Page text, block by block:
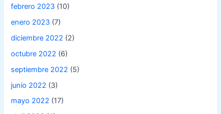
febrero 2023 (10)
enero 2023 (7)
diciembre 2022 (2)
octubre 2022 (6)
septiembre 2022 (5)
junio 2022 (3)
mayo 2022 (17)